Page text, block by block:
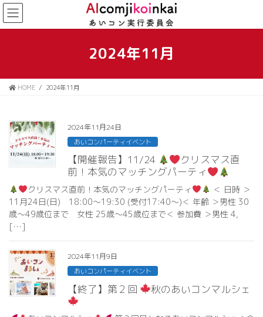
コ
ン
テ
移
ナ
ビ
ゲ
ン
2024年11月
HOME 2024年11月
2024年11月24日
あいコンパーティイベント
【開催報告】11/24
クリスマス直
前！本気のマッチングパーティ
クリスマス直前！本気のマッチングパーティ
＜ 日時 ＞
11月24日(日) 18:00〜19:30 (受付17:40〜)＜ 年齢 ＞男性 30
歳〜49歳位まで 女性 25歳〜45歳位まで＜ 参加費 ＞男性 4,
[…]
2024年11月9日
あいコンパーティイベント
【終了】第２回 秋のあいコンマルシェ